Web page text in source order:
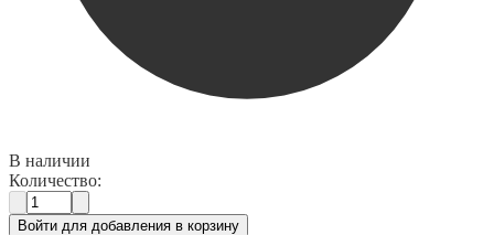
В наличии
Количество:
Войти для добавления в корзину